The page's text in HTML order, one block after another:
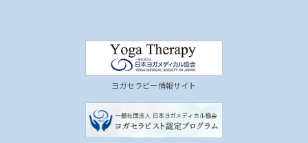
ヨガセラピー情報サイト